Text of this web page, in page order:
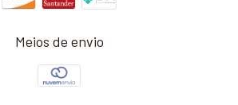
Meios de envio